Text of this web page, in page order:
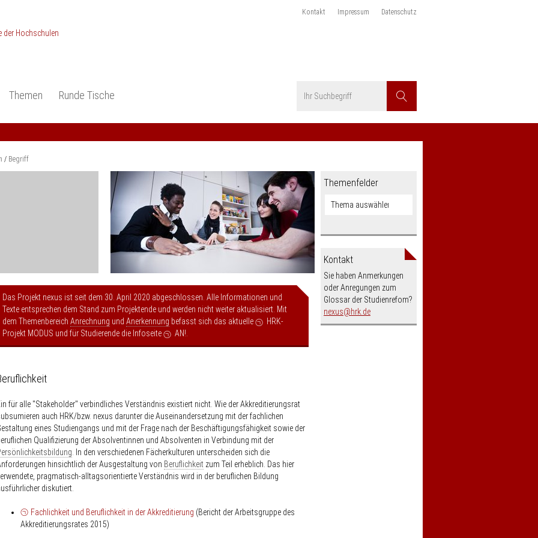
Kontakt Impressum Datenschutz
Suchen
Themen
Studieneingangsphase
Studienqualität
Praxisbezüge
Runde Tische
Anerkennung
wissenschaften
Begriff
Das Projekt nexus ist seit dem 30. April 2020 abgeschlossen. Alle Informationen und
Texte entsprechen dem Stand zum Projektende und werden nicht weiter aktualisiert. Mit
dem Themenbereich Anrechnung und Anerkennung befasst sich das aktuelle
HRK-
Projekt MODUS und für Studierende die Infoseite AN!
für alle "Stakeholder" verbindliches Verständnis existiert nicht. Wie der Akkreditierungsrat
auch HRK/bzw. nexus darunter die Auseinandersetzung mit der fachlichen
eines Studiengangs und mit der Frage nach der Beschäftigungsfähigkeit sowie der
Qualifizierung der Absolventinnen und Absolventen in Verbindung mit der
. In den verschiedenen Fächerkulturen unterscheiden sich die
hinsichtlich der Ausgestaltung von Beruflichkeit zum Teil erheblich. Das hier
pragmatisch-alltagsorientierte Verständnis wird in der beruflichen Bildung
diskutiert.
Fachlichkeit und Beruflichkeit in der Akkreditierung (Bericht der Arbeitsgruppe des
Akkreditierungsrates 2015)
Themenfelder
Kontakt
Sie haben Anmerkungen
oder Anregungen zum
Glossar der Studienrefom?
nexus
nospam-
hrk.de